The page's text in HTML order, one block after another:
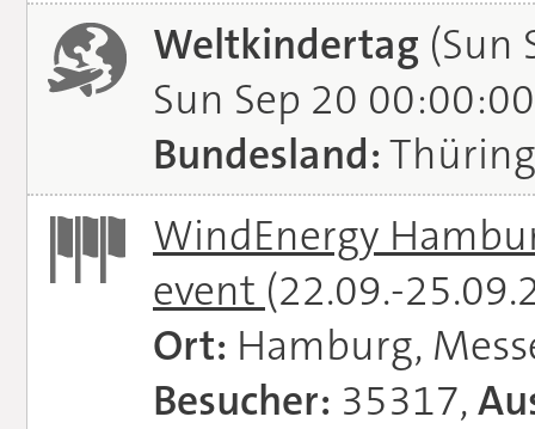
Weltkindertag (Sun
Sun Sep 20
Bundesland:
WindEnergy
event (22.09.-
Ort: Hamburg,
Besucher: 35317,